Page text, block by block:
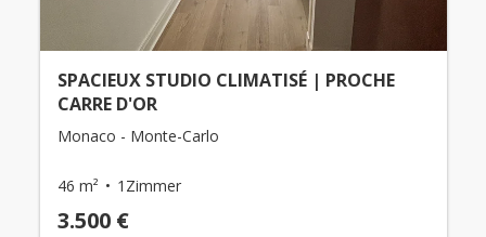
SPACIEUX STUDIO CLIMATISÉ | PROCHE
CARRE D'OR
Monaco - Monte-Carlo
46 m² 1Zimmer
3.500 €